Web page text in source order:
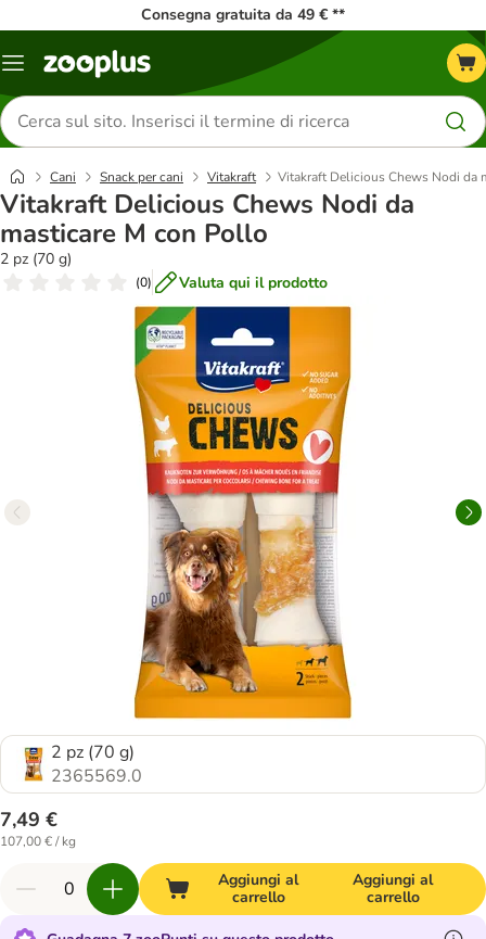
Consegna gratuita da 49 € **
Overview
Cerca
prodotti
Cani Snack per cani Vitakraft Vitakraft Delicious Chews Nodi da
Vitakraft Delicious Chews Nodi da
masticare M con Pollo
2 pz (70 g)
(0) Valuta qui il prodotto
2 pz (70 g)
2365569.0
7,49 €
107,00 € / kg
Aggiungi al
carrello
Aggiungi al
carrello